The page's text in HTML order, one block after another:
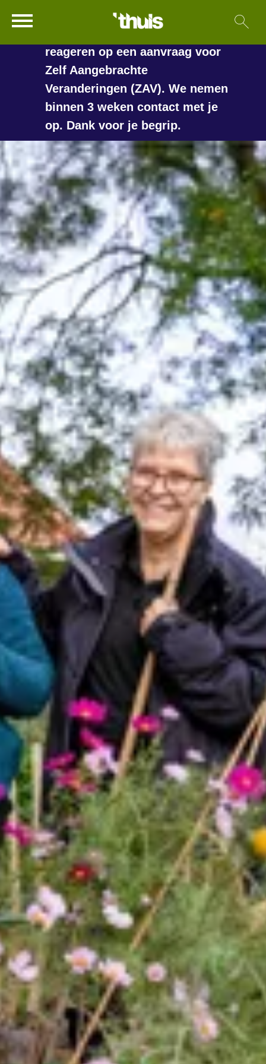
Naar hoofdinhoud
Naar hoofdnavigatiemenu
Naar zoeken
Naar de homepage
Ga naar Hoofd
langer duren voordat we
reageren op een aanvraag voor
Zelf Aangebrachte
Veranderingen (ZAV). We nemen
binnen 3 weken contact met je
op. Dank voor je begrip.